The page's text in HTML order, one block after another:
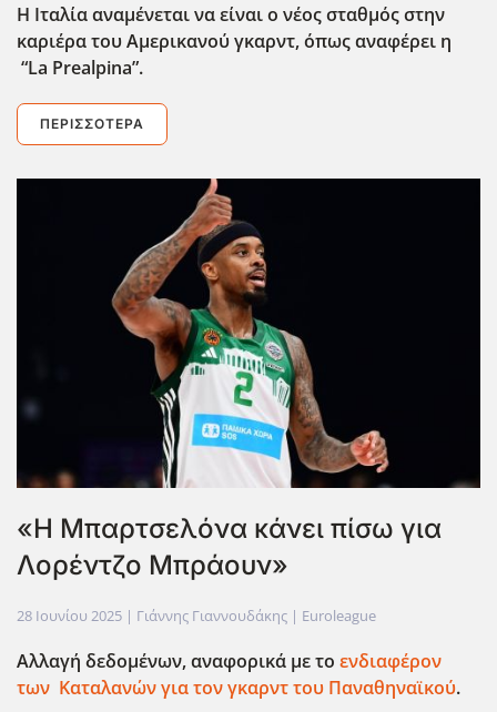
Η Ιταλία αναμένεται να είναι ο νέος σταθμός στην
καριέρα του Αμερικανού γκαρντ, όπως αναφέρει η
“La Prealpina”.
ΠΕΡΙΣΣΌΤΕΡΑ
«Η Μπαρτσελόνα κάνει πίσω για
Λορέντζο Μπράουν»
28 Ιουνίου 2025 | Γιάννης Γιαννουδάκης | Euroleague
Αλλαγή δεδομένων, αναφορικά με το ενδιαφέρον
των Καταλανών για τον γκαρντ του Παναθηναϊκού.